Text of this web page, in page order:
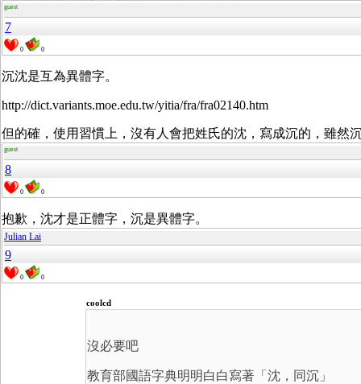
guest
7
0 0
沉沈是互為異體字。
http://dict.variants.moe.edu.tw/yitia/fra/fra02140.htm
但的確，使用習慣上，沒有人會把姓氏的沈，寫成沉的，雖然
guest
8
0 0
抱歉，沈才是正體字，沉是異體字。
Julian Lai
9
0 0
coolcd
沒必要吧
教育部國語字典明明白白寫著「沈，同沉」